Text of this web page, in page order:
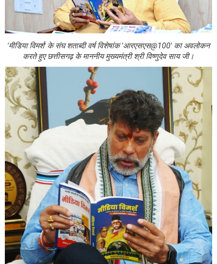
'मीडिया विमर्श' के संघ शताब्दी वर्ष विशेषांक 'आरएसएस@100' का अवलोकन
करते हुए छत्तीसगढ़ के माननीय मुख्यमंत्री श्री विष्णुदेव साय जी।